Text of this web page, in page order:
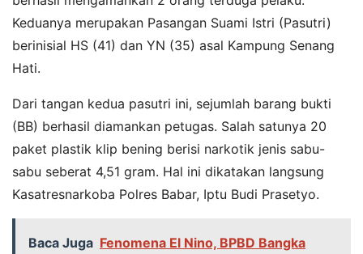
Keduanya merupakan Pasangan Suami Istri (Pasutri)
berinisial HS (41) dan YN (35) asal Kampung Senang
Hati.
Dari tangan kedua pasutri ini, sejumlah barang bukti
(BB) berhasil diamankan petugas. Salah satunya 20
paket plastik klip bening berisi narkotik jenis sabu-
sabu seberat 4,51 gram. Hal ini dikatakan langsung
Kasatresnarkoba Polres Babar, Iptu Budi Prasetyo.
Baca Juga Fenomena El Nino, BPBD Bangka